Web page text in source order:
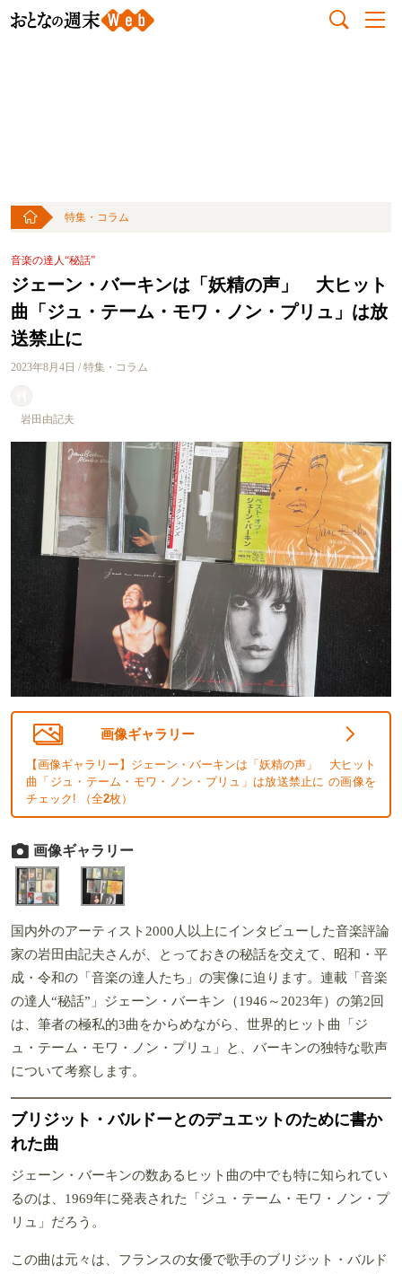
特集・コラム
音楽の達人“秘話”
ジェーン・バーキンは「妖精の声」 大ヒット
曲「ジュ・テーム・モワ・ノン・プリュ」は放
送禁止に
2023年8月4日 / 特集・コラム
岩田由記夫
画像ギャラリー
【画像ギャラリー】ジェーン・バーキンは「妖精の声」 大ヒット
曲「ジュ・テーム・モワ・ノン・プリュ」は放送禁止に の画像を
チェック! （全2枚）
画像ギャラリー
国内外のアーティスト2000人以上にインタビューした音楽評論
家の岩田由記夫さんが、とっておきの秘話を交えて、昭和・平
成・令和の「音楽の達人たち」の実像に迫ります。連載「音楽
の達人“秘話”」ジェーン・バーキン（1946～2023年）の第2回
は、筆者の極私的3曲をからめながら、世界的ヒット曲「ジ
ュ・テーム・モワ・ノン・プリュ」と、バーキンの独特な歌声
について考察します。
ブリジット・バルドーとのデュエットのために書か
れた曲
ジェーン・バーキンの数あるヒット曲の中でも特に知られてい
るのは、1969年に発表された「ジュ・テーム・モワ・ノン・プ
リュ」だろう。
この曲は元々は、フランスの女優で歌手のブリジット・バルド